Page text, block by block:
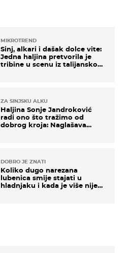
MIKROTREND
Sinj, alkari i dašak dolce vite:
Jedna haljina pretvorila je
tribine u scenu iz talijanskog
ZA SINJSKU ALKU
Haljina Sonje Jandroković
radi ono što tražimo od
dobrog kroja: Naglašava
DOBRO JE ZNATI
Koliko dugo narezana
lubenica smije stajati u
hladnjaku i kada je više nije